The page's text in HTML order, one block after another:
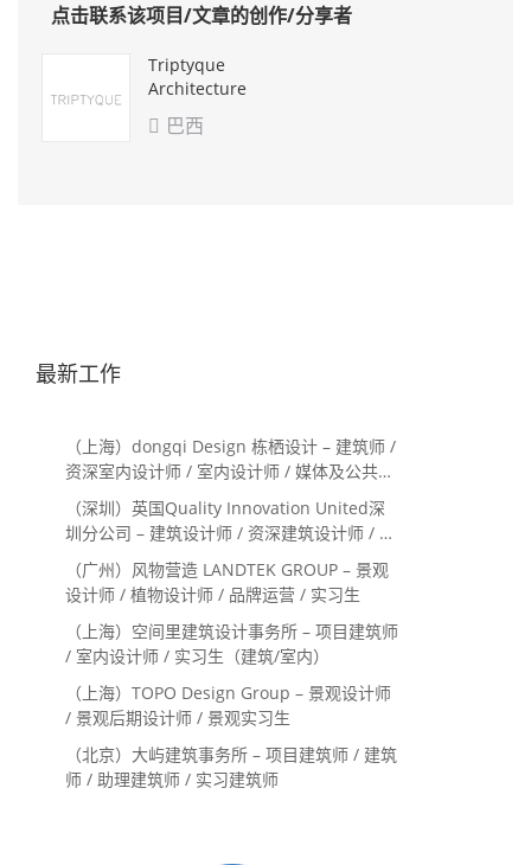
点击联系该项目/文章的创作/分享者
Triptyque
Architecture
 巴西
最新工作
（上海）dongqi Design 栋栖设计 – 建筑师 /
资深室内设计师 / 室内设计师 / 媒体及公共关
系主管 / 设计实习生（常年招聘）
（深圳）英国Quality Innovation United深
圳分公司 – 建筑设计师 / 资深建筑设计师 / 室
内设计师 / 设计实习生
（广州）风物营造 LANDTEK GROUP – 景观
设计师 / 植物设计师 / 品牌运营 / 实习生
（上海）空间里建筑设计事务所 – 项目建筑师
/ 室内设计师 / 实习生（建筑/室内）
（上海）TOPO Design Group – 景观设计师
/ 景观后期设计师 / 景观实习生
（北京）大屿建筑事务所 – 项目建筑师 / 建筑
师 / 助理建筑师 / 实习建筑师